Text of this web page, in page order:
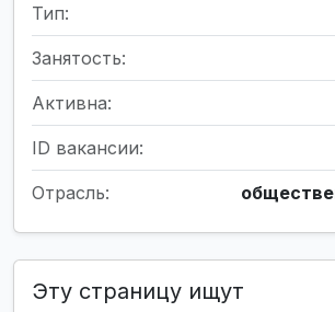
Тип:
Занятость:
Активна:
ID вакансии:
Отрасль:
Эту страницу ищут